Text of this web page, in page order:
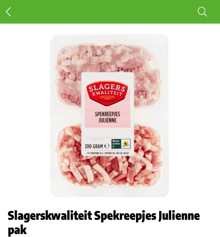
Slagerskwaliteit Spekreepjes Julienne
pak